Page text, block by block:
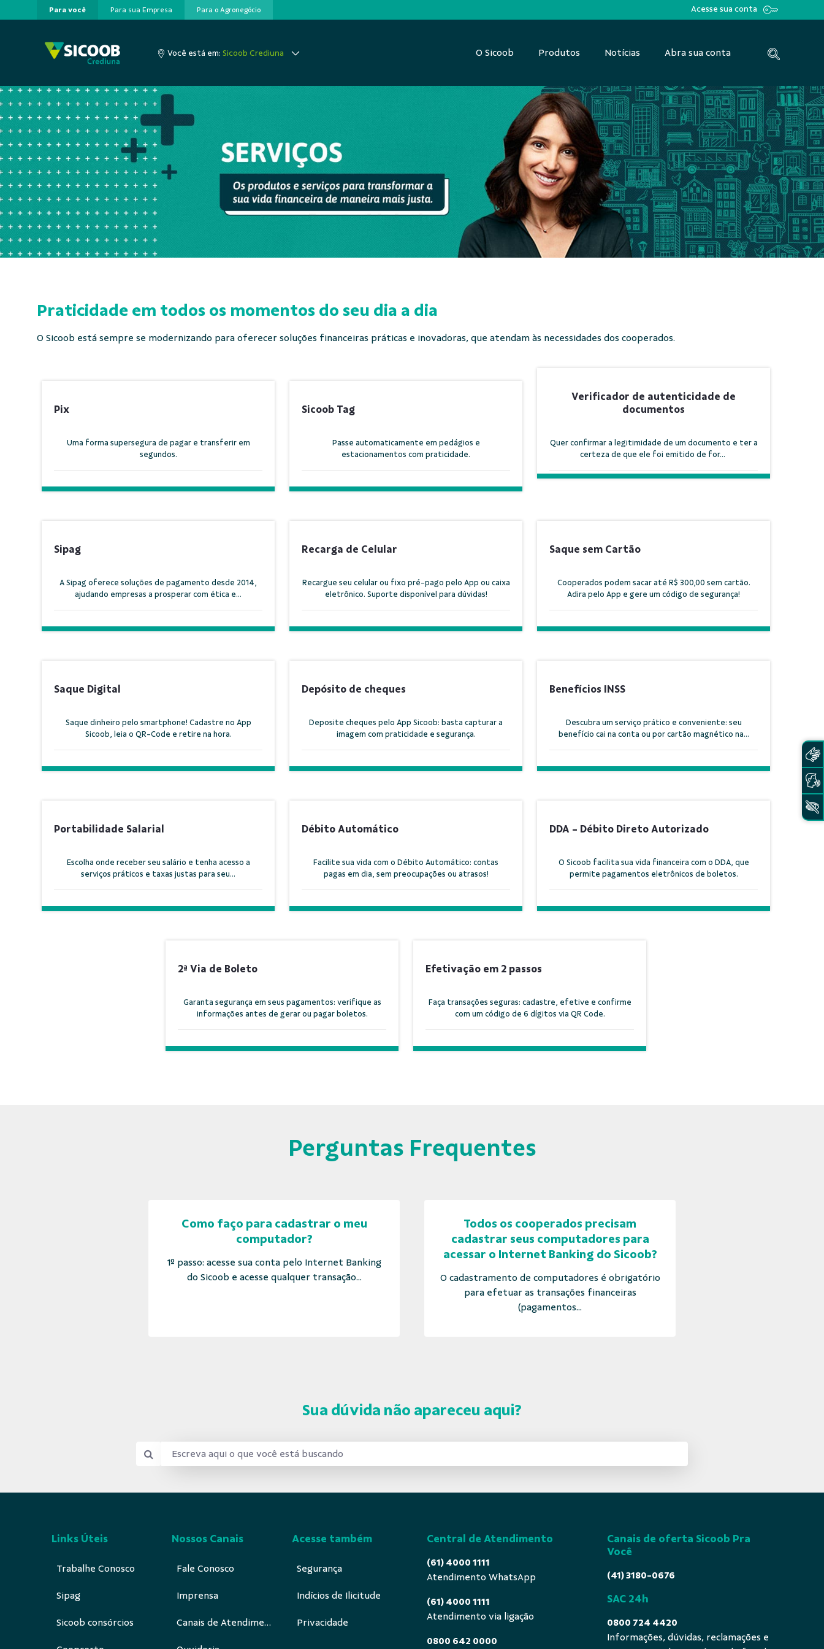
Pular para o Conteúdo principal
Para você Para sua Empresa Para o Agronegócio Acesse sua conta
Você está em: Sicoob Crediuna O Sicoob Produtos Notícias Abra sua conta
Praticidade em todos os momentos do seu dia a dia
O Sicoob está sempre se modernizando para oferecer soluções financeiras práticas e inovadoras, que atendam às necessidades dos cooperados.
Pix
Uma forma supersegura de pagar e transferir em
segundos.
Sicoob Tag
Passe automaticamente em pedágios e
estacionamentos com praticidade.
Verificador de autenticidade de
documentos
Quer confirmar a legitimidade de um documento e ter a
certeza de que ele foi emitido de for...
Sipag
A Sipag oferece soluções de pagamento desde 2014,
ajudando empresas a prosperar com ética e...
Recarga de Celular
Recargue seu celular ou fixo pré-pago pelo App ou caixa
eletrônico. Suporte disponível para dúvidas!
Saque sem Cartão
Cooperados podem sacar até R$ 300,00 sem cartão.
Adira pelo App e gere um código de segurança!
Saque Digital
Saque dinheiro pelo smartphone! Cadastre no App
Sicoob, leia o QR-Code e retire na hora.
Depósito de cheques
Deposite cheques pelo App Sicoob: basta capturar a
imagem com praticidade e segurança.
Benefícios INSS
Descubra um serviço prático e conveniente: seu
benefício cai na conta ou por cartão magnético na...
Portabilidade Salarial
Escolha onde receber seu salário e tenha acesso a
serviços práticos e taxas justas para seu...
Débito Automático
Facilite sua vida com o Débito Automático: contas
pagas em dia, sem preocupações ou atrasos!
DDA - Débito Direto Autorizado
O Sicoob facilita sua vida financeira com o DDA, que
permite pagamentos eletrônicos de boletos.
2ª Via de Boleto
Garanta segurança em seus pagamentos: verifique as
informações antes de gerar ou pagar boletos.
Efetivação em 2 passos
Faça transações seguras: cadastre, efetive e confirme
com um código de 6 dígitos via QR Code.
Perguntas Frequentes
Como faço para cadastrar o meu
computador?
1º passo: acesse sua conta pelo Internet Banking
do Sicoob e acesse qualquer transação...
Todos os cooperados precisam
cadastrar seus computadores para
acessar o Internet Banking do Sicoob?
O cadastramento de computadores é obrigatório
para efetuar as transações financeiras
(pagamentos...
Sua dúvida não apareceu aqui?
Links Úteis
Trabalhe Conosco
Sipag
Sicoob consórcios
Nossos Canais
Fale Conosco
Imprensa
Canais de Atendimento
Acesse também
Segurança
Indícios de Ilicitude
Privacidade
Central de Atendimento
(61) 4000 1111
Atendimento WhatsApp
(61) 4000 1111
Atendimento via ligação
0800 642 0000
Canais de oferta Sicoob Pra
Você
(41) 3180-0676
SAC 24h
0800 724 4420
Informações, dúvidas, reclamações e